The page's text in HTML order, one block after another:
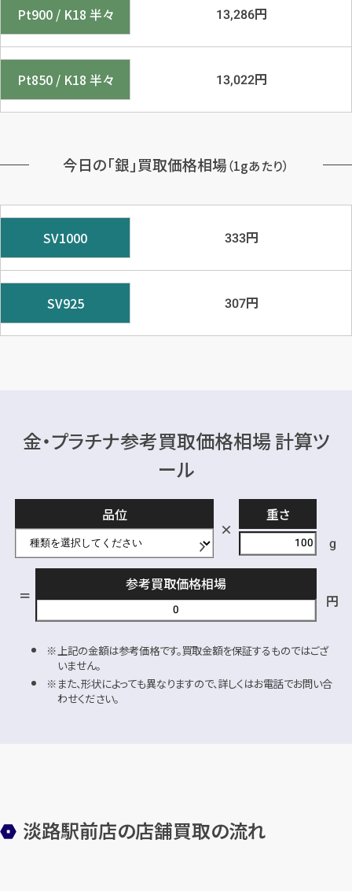
Pt900 / K18 半々 13,286円
Pt850 / K18 半々 13,022円
今日の「銀」買取価格相場（1gあたり）
SV1000 333円
SV925 307円
金・プラチナ参考買取価格相場 計算ツ
ール
品位
重さ
g
参考買取価格相場
円
上記の金額は参考価格です。買取金額を保証するものではござ
いません。
また、形状によっても異なりますので、詳しくはお電話でお問い合
わせください。
淡路駅前店の店舗買取の流れ